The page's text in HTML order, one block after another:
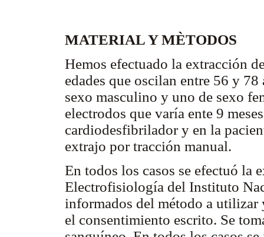
MATERIAL Y MÈTODOS
Hemos efectuado la extracción
edades que oscilan entre 56 y
sexo masculino y uno de sexo
electrodos que varía ente 9
cardiodesfibrilador y en la
extrajo por tracción manual.
En todos los casos se efectuó la
Electrofisiología del Instituto
informados del método a utilizar
el consentimiento escrito. Se